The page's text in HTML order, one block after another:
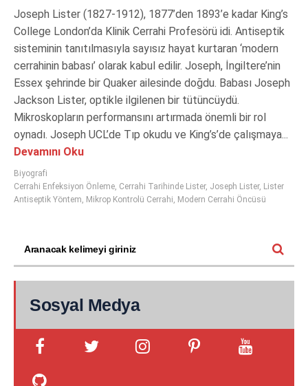
Joseph Lister (1827-1912), 1877’den 1893’e kadar King’s
College London’da Klinik Cerrahi Profesörü idi. Antiseptik
sisteminin tanıtılmasıyla sayısız hayat kurtaran ‘modern
cerrahinin babası’ olarak kabul edilir. Joseph, İngiltere’nin
Essex şehrinde bir Quaker ailesinde doğdu. Babası Joseph
Jackson Lister, optikle ilgilenen bir tütüncüydü.
Mikroskopların performansını artırmada önemli bir rol
oynadı. Joseph UCL’de Tıp okudu ve King’s’de çalışmaya...
Devamını Oku
Biyografi
Cerrahi Enfeksiyon Önleme, Cerrahi Tarihinde Lister, Joseph Lister, Lister
Antiseptik Yöntem, Mikrop Kontrolü Cerrahi, Modern Cerrahi Öncüsü
Sosyal Medya